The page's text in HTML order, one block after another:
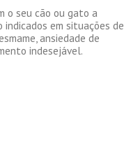
o seu cão ou gato a
em situações de
ansiedade de
indesejável.